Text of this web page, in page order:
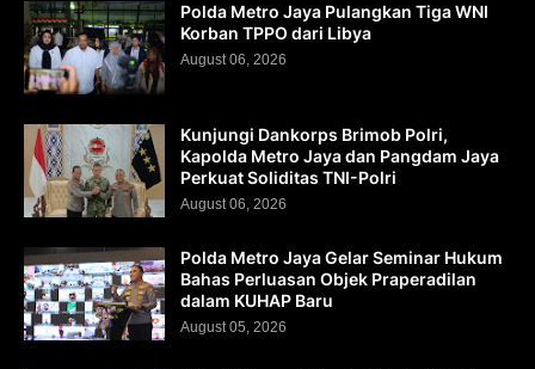
Polda Metro Jaya Pulangkan Tiga WNI
Korban TPPO dari Libya
August 06, 2026
Kunjungi Dankorps Brimob Polri,
Kapolda Metro Jaya dan Pangdam Jaya
Perkuat Soliditas TNI-Polri
August 06, 2026
Polda Metro Jaya Gelar Seminar Hukum
Bahas Perluasan Objek Praperadilan
dalam KUHAP Baru
August 05, 2026